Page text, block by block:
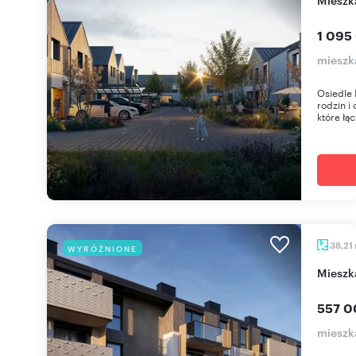
1 095
Osiedle
rodzin i
które
WYRÓŻNIONE 38,21
557